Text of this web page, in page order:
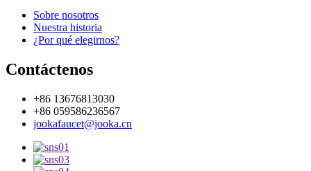
Sobre nosotros
Nuestra historia
¿Por qué elegirnos?
Contáctenos
+86 13676813030
+86 059586236567
jookafaucet@jooka.cn